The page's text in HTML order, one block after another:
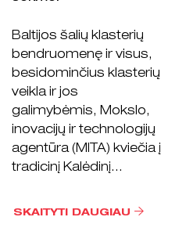
Baltijos šalių klasterių
bendruomenę ir visus,
besidominčius klasterių
veikla ir jos
galimybėmis, Mokslo,
inovacijų ir technologijų
agentūra (MITA) kviečia į
tradicinį Kalėdinį...
SKAITYTI DAUGIAU